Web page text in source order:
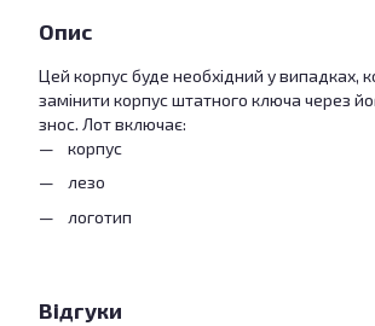
Опис
Цей корпус буде необхідний у випадках,
замінити корпус штатного ключа через
знос. Лот включає:
корпус
лезо
логотип
Відгуки